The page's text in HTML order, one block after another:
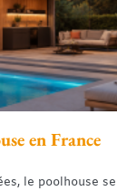
en France
le poolhouse